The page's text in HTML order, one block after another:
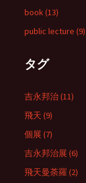
book (13)
public lecture (9)
タグ
吉永邦治 (11)
飛天 (9)
個展 (7)
吉永邦治展 (6)
飛天曼荼羅 (2)